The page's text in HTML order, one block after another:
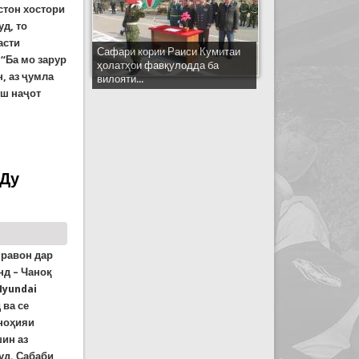
хостори
то
мо зарур
аз ҷумла
наҷот
хостори таҳкими фаъолиятҳо дар ҳама
дар
– Чаноқ
се
аз
Сабаби
Сафари кории Раиси Кумитаи
ҳолатҳои фавқулодда ба
вилояти...